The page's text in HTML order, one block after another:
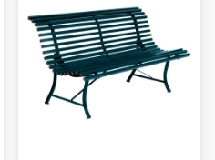
Bellevie Willow
Green
6-8 Veckor